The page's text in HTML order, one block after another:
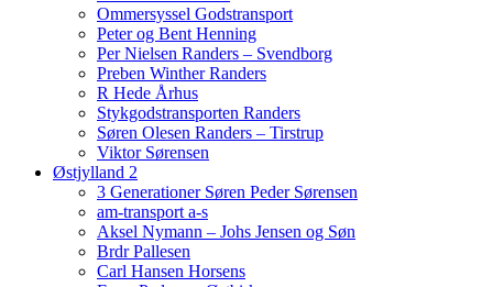
Ommersyssel Godstransport
Peter og Bent Henning
Per Nielsen Randers – Svendborg
Preben Winther Randers
R Hede Århus
Stykgodstransporten Randers
Søren Olesen Randers – Tirstrup
Viktor Sørensen
Østjylland 2
3 Generationer Søren Peder Sørensen
am-transport a-s
Aksel Nymann – Johs Jensen og Søn
Brdr Pallesen
Carl Hansen Horsens